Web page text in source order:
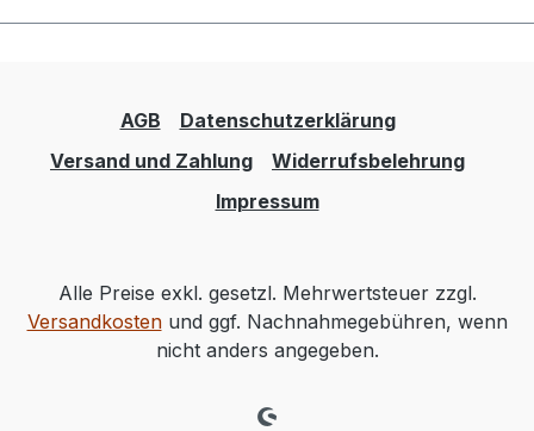
AGB
Datenschutzerklärung
Versand und Zahlung
Widerrufsbelehrung
Impressum
Alle Preise exkl. gesetzl. Mehrwertsteuer zzgl.
Versandkostenund ggf. Nachnahmegebühren, wenn
nicht anders angegeben.